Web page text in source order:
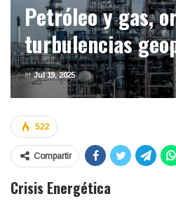
Petróleo y gas,
turbulencias
elJul 19, 2025
522
Compartir
Crisis Energética